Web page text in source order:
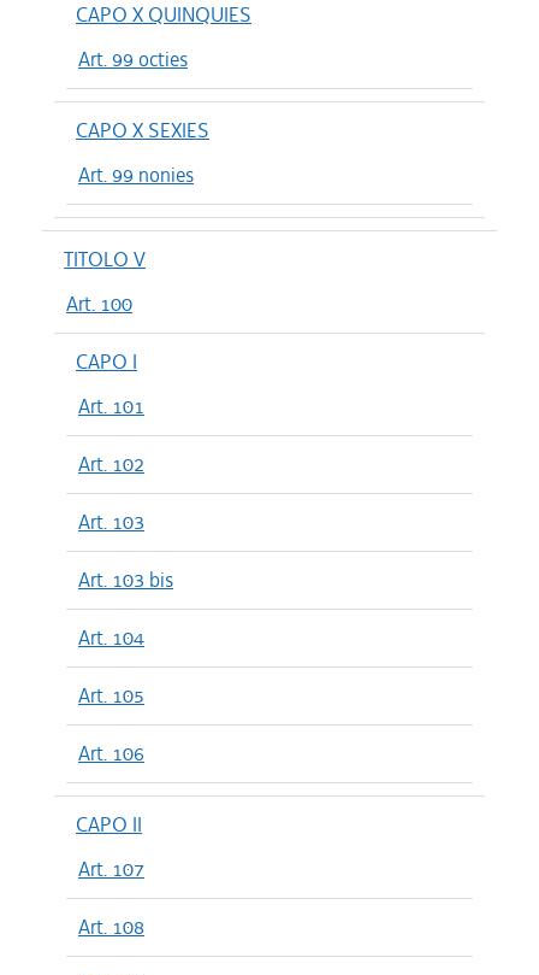
CAPO X QUINQUIES
Art. 99 octies
CAPO X SEXIES
Art. 99 nonies
TITOLO V
Art. 100
CAPO I
Art. 101
Art. 102
Art. 103
Art. 103 bis
Art. 104
Art. 105
Art. 106
CAPO II
Art. 107
Art. 108